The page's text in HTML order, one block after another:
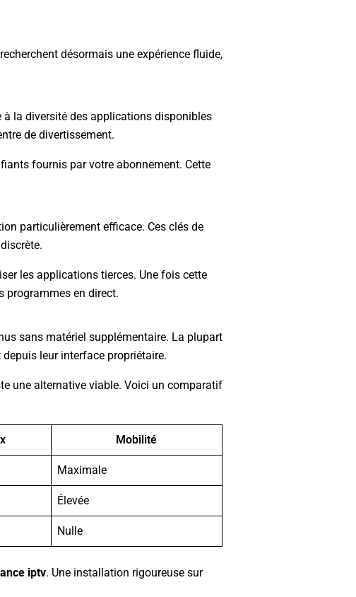
désormais une expérience fluide,
la diversité des applications disponibles
de divertissement.
fournis par votre abonnement. Cette
particulièrement efficace. Ces clés de
les applications tierces. Une fois cette
programmes en direct.
sans matériel supplémentaire. La plupart
leur interface propriétaire.
une alternative viable. Voici un comparatif
Mobilité
Maximale
Élevée
Nulle
iptv. Une installation rigoureuse sur